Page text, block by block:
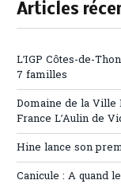
Articles
L’IGP Côtes-de-
7 familles
Domaine de la Ville
France L’Aulin de
Hine lance son
Canicule : A quand